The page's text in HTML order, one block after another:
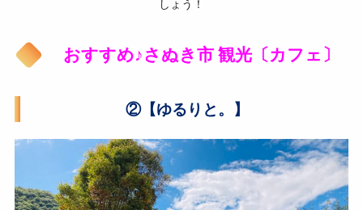
しょう！
おすすめ♪さぬき市 観光〔カフェ〕
②【ゆるりと。】